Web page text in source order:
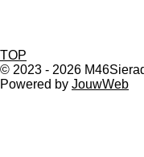
TOP
© 2023 - 2026
Powered by JouwWeb